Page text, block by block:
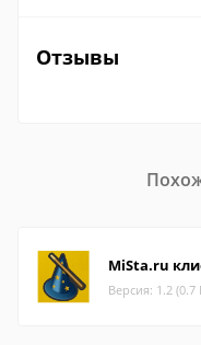
Отзывы
MiSta.ru
Версия: 1.2